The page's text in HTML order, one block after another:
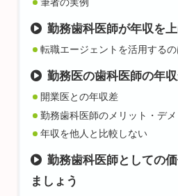
筆者の実例
勤務歯科医師が年収を
転職エージェントを活用する
勤務医の歯科医師の年
開業医との年収差
勤務歯科医師のメリット・デメ
年収を他人と比較しない
勤務歯科医師としての
ましょう